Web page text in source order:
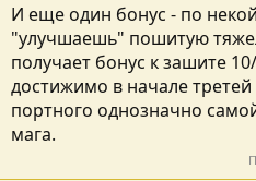
И еще один бонус - по
"улучшаешь" пошитую
получает бонус к зашите
достижимо в начале третей
портного однозначно
мага.